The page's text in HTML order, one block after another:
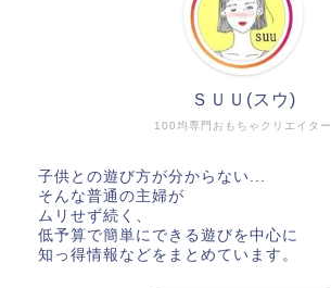
100均専門おもちゃクリエイター
ＳＵＵ(スウ)
子供との遊び方が分からない...
そんな普通の主婦が
ムリせず続く、
低予算で簡単にできる遊びを中心に
知っ得情報などをまとめています。